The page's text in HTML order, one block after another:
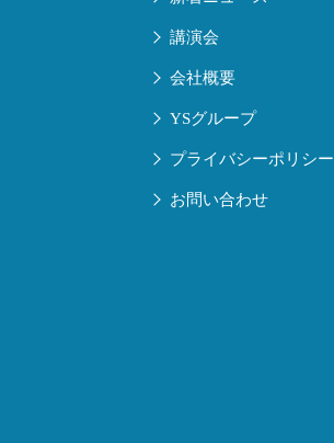
講演会
会社概要
YSグループ
プライバシーポリシー
お問い合わせ